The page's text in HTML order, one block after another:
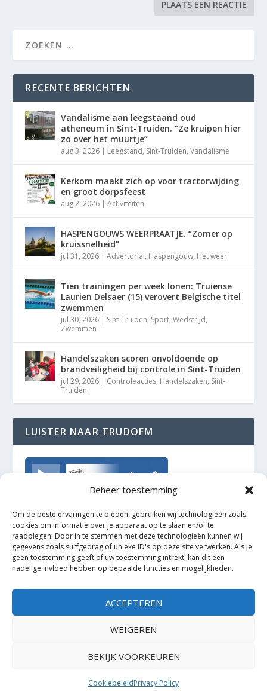
Beheer toestemming
Om de beste ervaringen te bieden, gebruiken wij technologieën zoals
cookies om informatie over je apparaat op te slaan en/of te
raadplegen. Door in te stemmen met deze technologieën kunnen wij
gegevens zoals surfgedrag of unieke ID's op deze site verwerken. Als je
geen toestemming geeft of uw toestemming intrekt, kan dit een
nadelige invloed hebben op bepaalde functies en mogelijkheden.
ACCEPTEREN
WEIGEREN
BEKIJK VOORKEUREN
CookiebeleidPrivacy Policy
RECENTE BERICHTEN
Vandalisme aan leegstaand oud
atheneum in Sint-Truiden. “Ze kruipen hier
zo over het muurtje”
aug 3, 2026 | Leegstand, Sint-Truiden,Vandalisme
Kerkom maakt zich op voor tractorwijding
en groot dorpsfeest
aug 2, 2026 |Activiteiten
HASPENGOUWS WEERPRAATJE. “Zomer op
kruissnelheid”
jul 31, 2026 |Advertorial, Haspengouw, Het weer
Tien trainingen per week lonen: Truiense
Laurien Delsaer (15) verovert Belgische titel
zwemmen
jul 30, 2026 | Sint-Truiden, Sport,Wedstrijd,
Zwemmen
Handelszaken scoren onvoldoende op
brandveiligheid bij controle in Sint-Truiden
jul 29, 2026 | Controleacties, Handelszaken, Sint-
Truiden
LUISTER NAAR TRUDOFM
TrudoFM
Elegant Themes| Mogelijk gemaakt door